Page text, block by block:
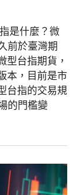
是什麼？微
前於臺灣期
型台指期貨，
本，目前是市
台指的交易規
的門檻變